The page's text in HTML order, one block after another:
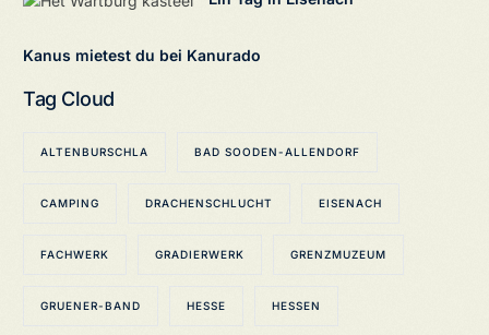
Kanus mietest du bei Kanurado
Tag Cloud
ALTENBURSCHLA BAD SOODEN-ALLENDORF
CAMPING DRACHENSCHLUCHT EISENACH
FACHWERK GRADIERWERK GRENZMUZEUM
GRUENER-BAND HESSE HESSEN